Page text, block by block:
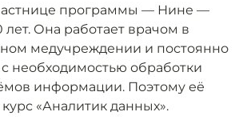
программы — Нине —
лет. Она работает врачом в
медучреждении и постоянно
с необходимостью обработки
информации. Поэтому её
«Аналитик данных».